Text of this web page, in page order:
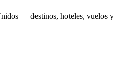
— destinos, hoteles, vuelos y